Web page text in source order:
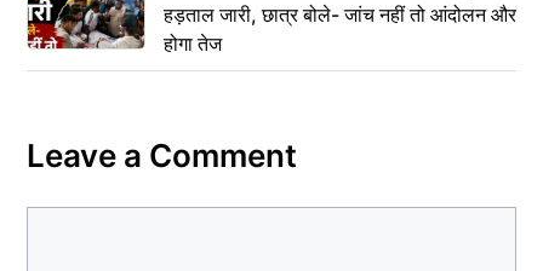
हड़ताल जारी, छात्र बोले- जांच नहीं तो आंदोलन और
होगा तेज
Leave a Comment